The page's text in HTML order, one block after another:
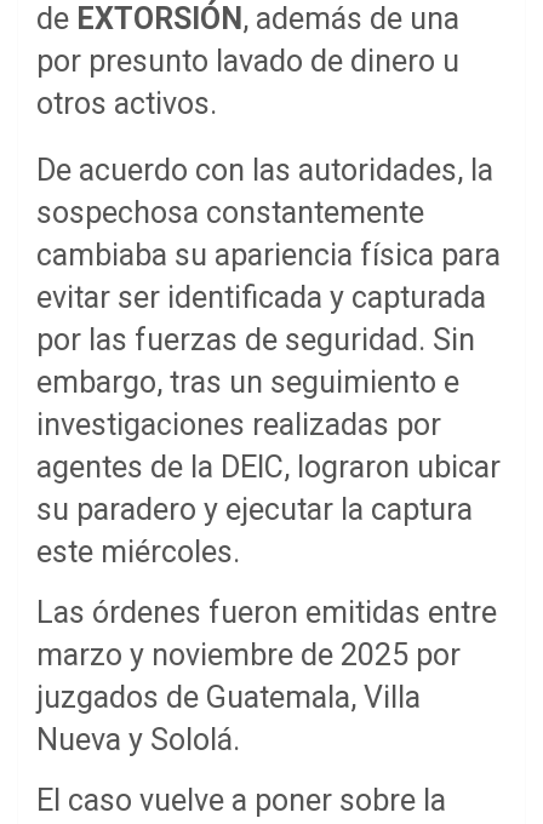
de EXTORSIÓN , además de una
por presunto lavado de dinero u
otros activos.
De acuerdo con las autoridades, la
sospechosa constantemente
cambiaba su apariencia física para
evitar ser identificada y capturada
por las fuerzas de seguridad. Sin
embargo, tras un seguimiento e
investigaciones realizadas por
agentes de la DEIC, lograron ubicar
su paradero y ejecutar la captura
este miércoles.
Las órdenes fueron emitidas entre
marzo y noviembre de 2025 por
juzgados de Guatemala, Villa
Nueva y Sololá.
El caso vuelve a poner sobre la